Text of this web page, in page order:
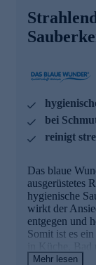
Das blaue
streifen- und
aller
Im ganzen
Verwenden
Gleich heute
bei
reinigt
Das blaue
ausgerüstetes
hygienische
wirkt der
entgegen und
Somit ist es
in Küche, Bad
Mehr lesen